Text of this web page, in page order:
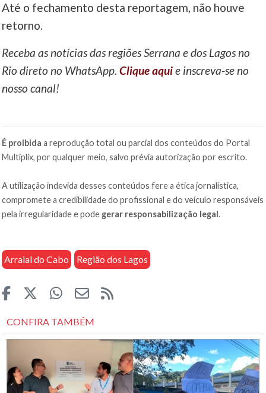
Até o fechamento desta reportagem, não houve
retorno.
Receba as notícias das regiões Serrana e dos Lagos no
Rio direto no WhatsApp.Clique aquie inscreva-se no
nosso canal!
É proibida a reprodução total ou parcial dos conteúdos do Portal
Multiplix, por qualquer meio, salvo prévia autorização por escrito.
A utilização indevida desses conteúdos fere a ética jornalística,
compromete a credibilidade do profissional e do veículo responsáveis
pela irregularidade e pode gerar responsabilização legal.
Arraial do Cabo Região dos Lagos
CONFIRA TAMBÉM